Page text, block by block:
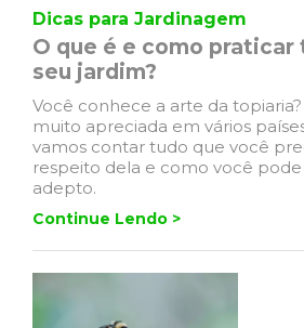
Dicas para Jardinagem
O que é e como praticar
seu jardim?
Você conhece a arte da
muito apreciada em vários
vamos contar tudo que você
respeito dela e como você
adepto.
Continue Lendo >